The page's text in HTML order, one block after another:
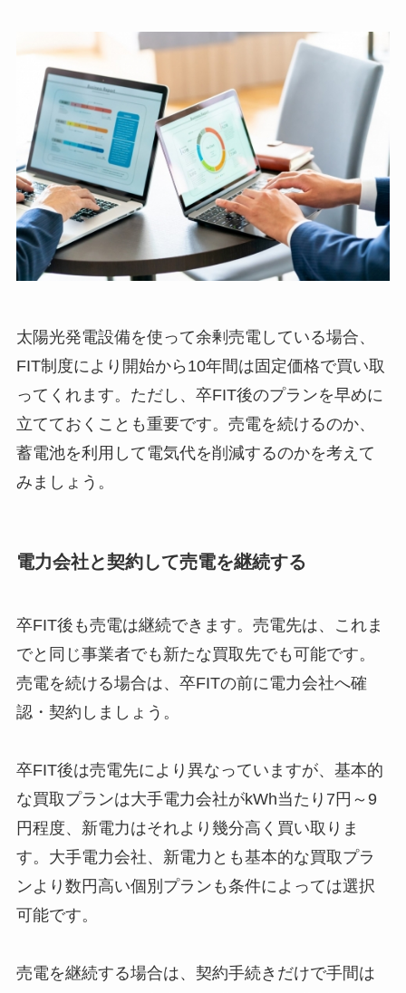
太陽光発電設備を使って余剰売電している場合、
FIT制度により開始から10年間は固定価格で買い取
ってくれます。ただし、卒FIT後のプランを早めに
立てておくことも重要です。売電を続けるのか、
蓄電池を利用して電気代を削減するのかを考えて
みましょう。
電力会社と契約して売電を継続する
卒FIT後も売電は継続できます。売電先は、これま
でと同じ事業者でも新たな買取先でも可能です。
売電を続ける場合は、卒FITの前に電力会社へ確
認・契約しましょう。
卒FIT後は売電先により異なっていますが、基本的
な買取プランは大手電力会社がkWh当たり7円～9
円程度、新電力はそれより幾分高く買い取りま
す。大手電力会社、新電力とも基本的な買取プラ
ンより数円高い個別プランも条件によっては選択
可能です。
売電を継続する場合は、契約手続きだけで手間は